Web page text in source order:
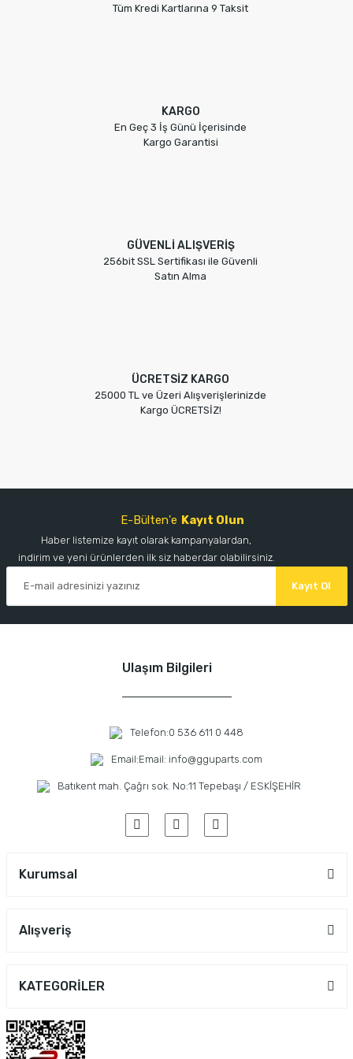
Tüm Kredi Kartlarına 9 Taksit
KARGO
En Geç 3 İş Günü İçerisinde
Kargo Garantisi
GÜVENLİ ALIŞVERİŞ
256bit SSL Sertifikası ile Güvenli
Satın Alma
ÜCRETSİZ KARGO
25000 TL ve Üzeri Alışverişlerinizde
Kargo ÜCRETSİZ!
E-Bülten'e Kayıt Olun
Haber listemize kayıt olarak kampanyalardan,
indirim ve yeni ürünlerden ilk siz haberdar olabilirsiniz.
Kayıt Ol
Ulaşım Bilgileri
Telefon:0 536 611 0 448
Email:Email: info@gguparts.com
Batıkent mah. Çağrı sok. No:11 Tepebaşı / ESKİŞEHİR
Kurumsal
Alışveriş
KATEGORİLER